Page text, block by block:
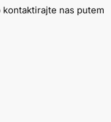
nas putem